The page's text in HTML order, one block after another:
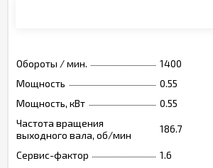
Обороты / мин.
1400
Мощность
0.55
Мощность, кВт
0.55
Частота вращения
выходного вала, об/мин
186.7
Сервис-фактор
1.6